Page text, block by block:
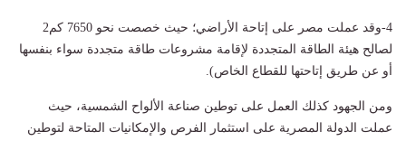
4-وقد عملت مصر على إتاحة الأراضي؛ حيث خصصت نحو 7650 كم2
لصالح هيئة الطاقة المتجددة لإقامة مشروعات طاقة متجددة سواء بنفسها
أو عن طريق إتاحتها للقطاع الخاص).
ومن الجهود كذلك العمل على توطين صناعة الألواح الشمسية، حيث
عملت الدولة المصرية على استثمار الفرص والإمكانيات المتاحة لتوطين